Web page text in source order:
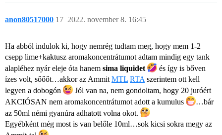
anon80517000 2022. november 8. 16:45
17
Ha abból indulok ki, hogy nemrég tudtam meg, hogy mem 1-2
csepp lime+kaktusz aromakoncentrátumot adtam mindig egy tank
alapléhez nyár eleje óta hanem sima liquidet
és így is bőven
ízes volt, sőőőt…akkor az Ammit MTL RTA szerintem ott kell
legyen a dobogón
Jól van na, nem gondoltam, hogy 20 juróért
AKCIÓSAN nem aromakoncentrátumot adott a kumulus
…bár
az 50ml némi gyanúra adhatott volna okot.
Egyébként még most is van belőle 10ml…sok kicsi sokra megy az